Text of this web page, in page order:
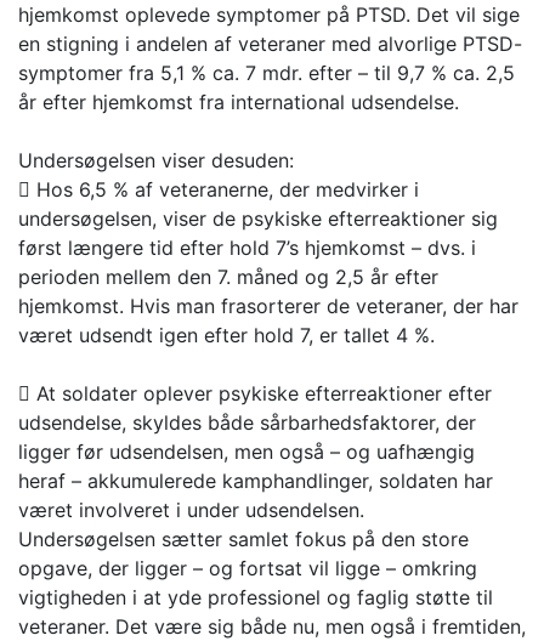
hjemkomst oplevede symptomer på PTSD. Det vil sige
en stigning i andelen af veteraner med alvorlige PTSD-
symptomer fra 5,1 % ca. 7 mdr. efter – til 9,7 % ca. 2,5
år efter hjemkomst fra international udsendelse.
Undersøgelsen viser desuden:
 Hos 6,5 % af veteranerne, der medvirker i
undersøgelsen, viser de psykiske efterreaktioner sig
først længere tid efter hold 7’s hjemkomst – dvs. i
perioden mellem den 7. måned og 2,5 år efter
hjemkomst. Hvis man frasorterer de veteraner, der har
været udsendt igen efter hold 7, er tallet 4 %.
 At soldater oplever psykiske efterreaktioner efter
udsendelse, skyldes både sårbarhedsfaktorer, der
ligger før udsendelsen, men også – og uafhængig
heraf – akkumulerede kamphandlinger, soldaten har
været involveret i under udsendelsen.
Undersøgelsen sætter samlet fokus på den store
opgave, der ligger – og fortsat vil ligge – omkring
vigtigheden i at yde professionel og faglig støtte til
veteraner. Det være sig både nu, men også i fremtiden,